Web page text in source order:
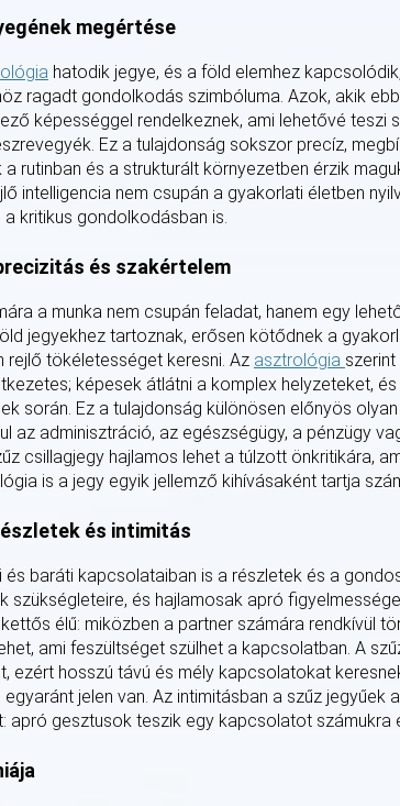
megértése
hatodik jegye, és a föld elemhez
ragadt gondolkodás szimbóluma. Azok, akik
képességgel rendelkeznek, ami lehetővé teszi
Ez a tulajdonság sokszor precíz,
rutinban és a strukturált környezetben érzik
intelligencia nem csupán a gyakorlati életben
kritikus gondolkodásban is.
és szakértelem
a munka nem csupán feladat, hanem egy
jegyekhez tartoznak, erősen kötődnek a
rejlő tökéletességet keresni. Az asztrológia szerint
képesek átlátni a komplex helyzeteket,
során. Ez a tulajdonság különösen előnyös
az adminisztráció, az egészségügy, a pénzügy
csillagjegy hajlamos lehet a túlzott önkritikára,
is a jegy egyik jellemző kihívásaként tartja
és intimitás
és baráti kapcsolataiban is a részletek és a
szükségleteire, és hajlamosak apró
élű: miközben a partner számára rendkívül
ami feszültséget szülhet a kapcsolatban. A
ezért hosszú távú és mély kapcsolatokat
jelen van. Az intimitásban a szűz jegyűek
apró gesztusok teszik egy kapcsolatot számukra